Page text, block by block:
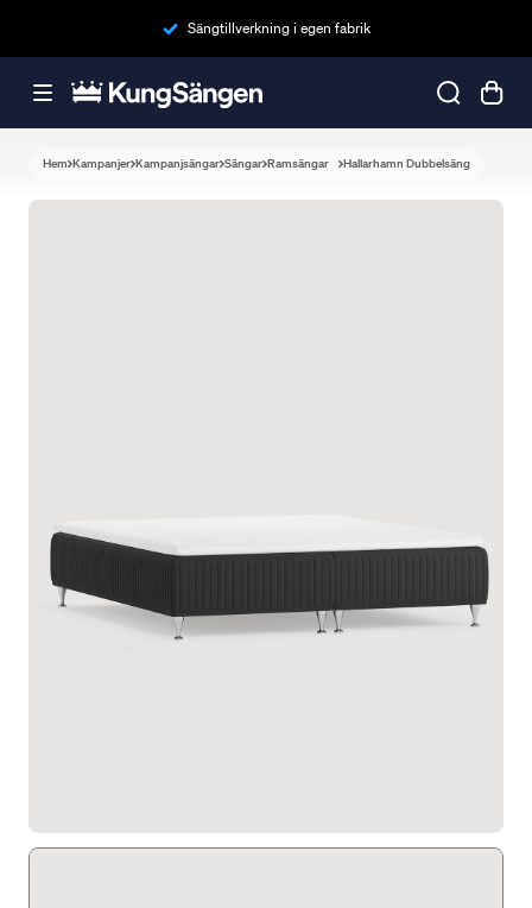
Sängtillverkning i egen fabrik
Hem Kampanjer Kampanjsängar Sängar Ramsängar Hallarhamn Dubbelsäng